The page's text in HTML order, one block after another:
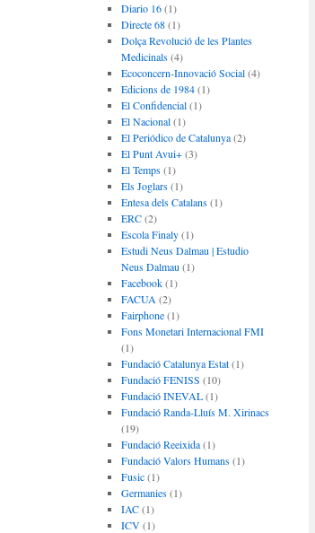
Diario 16(1)
Directe 68(1)
Dolça Revolució de les Plantes
Medicinals(4)
Ecoconcern-Innovació Social(4)
Edicions de 1984(1)
El Confidencial(1)
El Nacional(1)
El Periódico de Catalunya(2)
El Punt Avui+(3)
El Temps(1)
Els Joglars(1)
Entesa dels Catalans(1)
ERC(2)
Escola Finaly(1)
Estudi Neus Dalmau | Estudio
Neus Dalmau (1)
Facebook(1)
FACUA (2)
Fairphone(1)
Fons Monetari Internacional FMI
(1)
Fundació Catalunya Estat(1)
Fundació FENISS (10)
Fundació INEVAL(1)
Fundació Randa-Lluís M. Xirinacs
(19)
Fundació Reeixida(1)
Fundació Valors Humans(1)
Fusic(1)
Germanies(1)
IAC(1)
ICV(1)